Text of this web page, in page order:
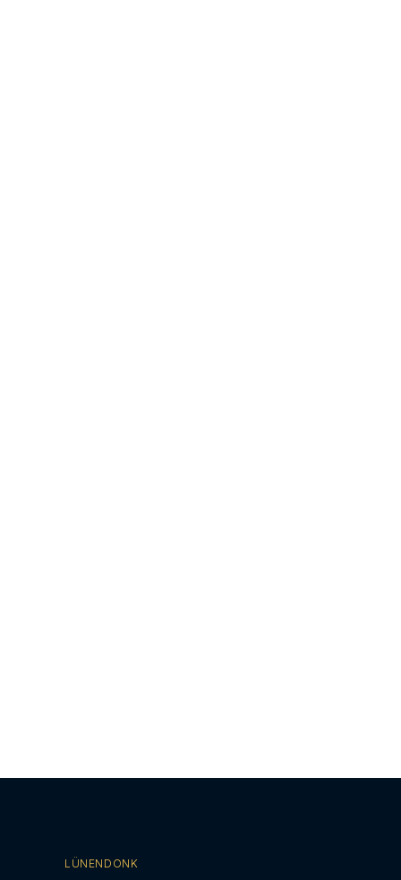
LÜNENDONK